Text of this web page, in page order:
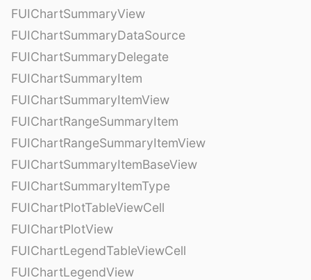
FUIChartSummaryView
FUIChartSummaryDataSource
FUIChartSummaryDelegate
FUIChartSummaryItem
FUIChartSummaryItemView
FUIChartRangeSummaryItem
FUIChartRangeSummaryItemView
FUIChartSummaryItemBaseView
FUIChartSummaryItemType
FUIChartPlotTableViewCell
FUIChartPlotView
FUIChartLegendTableViewCell
FUIChartLegendView